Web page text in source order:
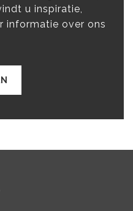
u inspiratie,
informatie over ons